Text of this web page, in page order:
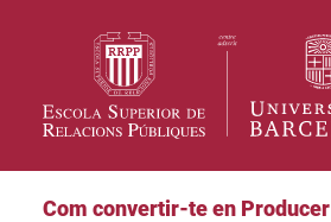
Com convertir-te en Producer